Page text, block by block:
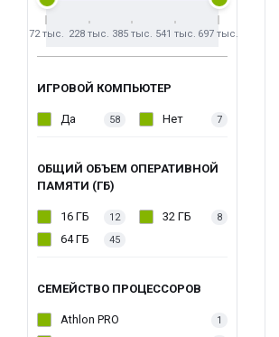
72 тыс. 228 тыс. 385 тыс. 541 тыс. 697 тыс.
ИГРОВОЙ КОМПЬЮТЕР
Да 58 Нет 7
ОБЩИЙ ОБЪЕМ ОПЕРАТИВНОЙ
ПАМЯТИ (ГБ)
16 ГБ 12 32 ГБ 8
64 ГБ 45
СЕМЕЙСТВО ПРОЦЕССОРОВ
Athlon PRO 1